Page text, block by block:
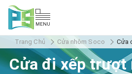
MENU
Trang Chủ Cửa nhôm Soco Cửa
Cửa đi xếp trượt